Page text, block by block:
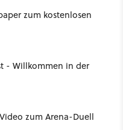
zum kostenlosen
- Willkommen in der
zum Arena-Duell